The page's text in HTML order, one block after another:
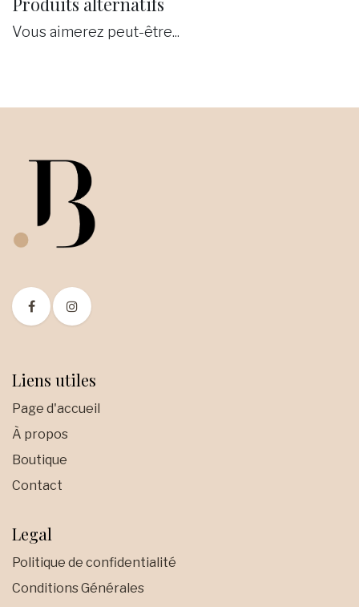
Vous aimerez peut-être...
Liens utiles
Page d'accueil
À propos
Boutique
Contact
Legal
Politique de confidentialité
Conditions Générales